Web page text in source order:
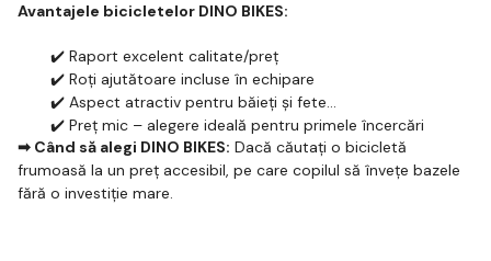
Avantajele bicicletelor DINO BIKES:
✔️ Raport excelent calitate/preț
✔️ Roți ajutătoare incluse în echipare
✔️ Aspect atractiv pentru băieți și fete
✔️ Preț mic – alegere ideală pentru primele încercări
➡ Când să alegi DINO BIKES: Dacă căutați o bicicletă
frumoasă la un preț accesibil, pe care copilul să învețe bazele
fără o investiție mare.